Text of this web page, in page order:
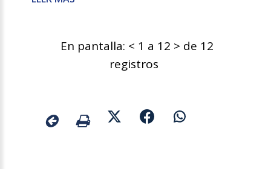
En pantalla: < 1 a 12 > de 12
registros